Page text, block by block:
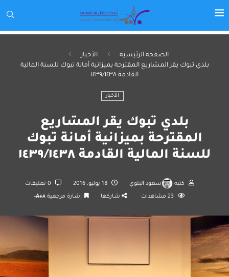
الصفحة الرئيسية
الأخبار
بلدي تبوك يقر المشاريع المقترحة بميزانية أمانة تبوك للسنة المالية
القادمة ١٤٣٩/١٤٣٨
الأخبار
بلدي تبوك يقر المشاريع
المقترحة بميزانية أمانة تبوك
للسنة المالية القادمة ١٤٣٩/١٤٣٨
كتبه سعود البلوي 18 يوليو، 2016
23 مشاهدات شاركها إشارة مرجعية A+A-